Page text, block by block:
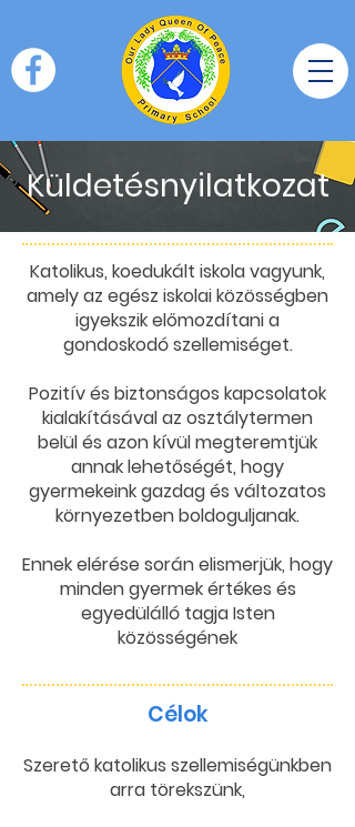
Küldetésnyilatkozat
Katolikus, koedukált iskola vagyunk,
amely az egész iskolai közösségben
igyekszik előmozdítani a
gondoskodó szellemiséget.
Pozitív és biztonságos kapcsolatok
kialakításával az osztálytermen
belül és azon kívül megteremtjük
annak lehetőségét, hogy
gyermekeink gazdag és változatos
környezetben boldoguljanak.
Ennek elérése során elismerjük, hogy
minden gyermek értékes és
egyedülálló tagja Isten
közösségének
Célok
Szerető katolikus szellemiségünkben
arra törekszünk,